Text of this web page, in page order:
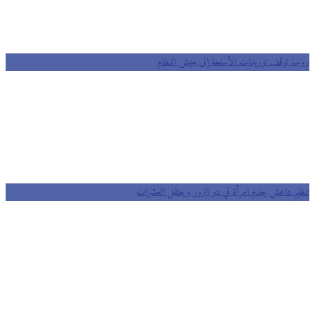
روسيا توقف توريدات الأسلحة إلى جيش النظام
تنظيم داعش يعدم امرأة في دير الزور ويعتقل العشرات